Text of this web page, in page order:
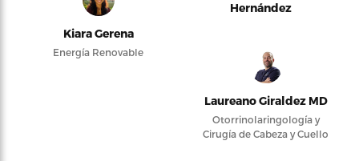
Kiara Gerena
Energía Renovable
Hernández
Laureano Giraldez MD
Otorrinolaringología y
Cirugía de Cabeza y Cuello